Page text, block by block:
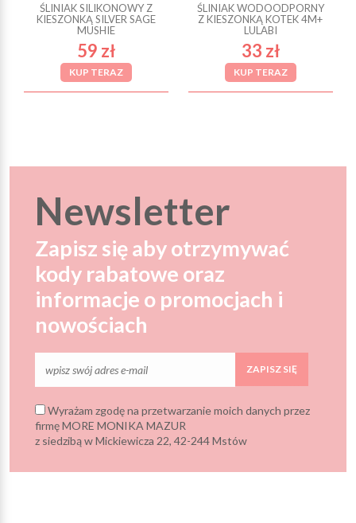
ŚLINIAK SILIKONOWY Z
KIESZONKĄ SILVER SAGE
MUSHIE
59 zł
KUP TERAZ
ŚLINIAK WODOODPORNY
Z KIESZONKĄ KOTEK 4M+
LULABI
33 zł
KUP TERAZ
Newsletter
Zapisz się aby otrzymywać
kody rabatowe oraz
informacje o promocjach i
nowościach
ZAPISZ SIĘ
Wyrażam zgodę na przetwarzanie moich danych przez
firmę MORE MONIKA MAZUR
z siedzibą w Mickiewicza 22, 42-244 Mstów